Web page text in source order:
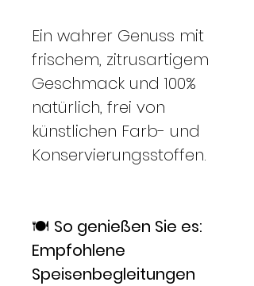
Ein wahrer Genuss mit
frischem, zitrusartigem
Geschmack und 100%
natürlich, frei von
künstlichen Farb- und
Konservierungsstoffen.
🍽️ So genießen Sie es:
Empfohlene
Speisenbegleitungen